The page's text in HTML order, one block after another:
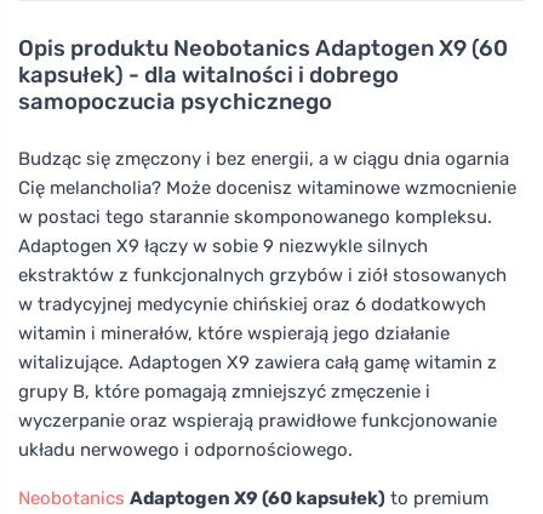
Opis produktu Neobotanics Adaptogen X9 (60
kapsułek) - dla witalności i dobrego
samopoczucia psychicznego
Budząc się zmęczony i bez energii, a w ciągu dnia ogarnia
Cię melancholia? Może docenisz witaminowe wzmocnienie
w postaci tego starannie skomponowanego kompleksu.
Adaptogen X9 łączy w sobie 9 niezwykle silnych
ekstraktów z funkcjonalnych grzybów i ziół stosowanych
w tradycyjnej medycynie chińskiej oraz 6 dodatkowych
witamin i minerałów, które wspierają jego działanie
witalizujące. Adaptogen X9 zawiera całą gamę witamin z
grupy B, które pomagają zmniejszyć zmęczenie i
wyczerpanie oraz wspierają prawidłowe funkcjonowanie
układu nerwowego i odpornościowego.
Neobotanics Adaptogen X9 (60 kapsułek) to premium